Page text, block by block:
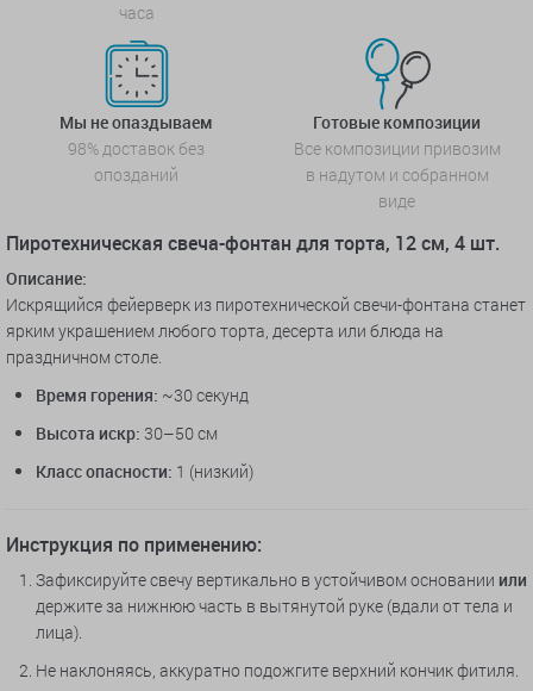
часа
Мы не опаздываем
98% доставок без
опозданий
Готовые композиции
Все композиции привозим
в надутом и собранном
виде
Пиротехническая свеча-фонтан для торта, 12 см, 4 шт.
Описание:
Искрящийся фейерверк из пиротехнической свечи-фонтана станет
ярким украшением любого торта, десерта или блюда на
праздничном столе.
Время горения: ~30 секунд
Высота искр: 30–50 см
Класс опасности: 1 (низкий)
Инструкция по применению:
Зафиксируйте свечу вертикально в устойчивом основании или
держите за нижнюю часть в вытянутой руке (вдали от тела и
лица).
Не наклоняясь, аккуратно подожгите верхний кончик фитиля.